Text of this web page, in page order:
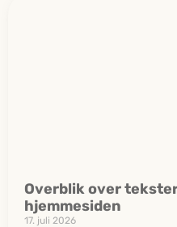
Overblik over
hjemmesiden
17. juli 2026